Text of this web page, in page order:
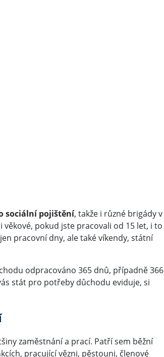
sociální pojištění, takže i různé brigády v
pokud jste pracovali od 15 let, i to
pracovní dny, ale také víkendy, státní
odpracováno 365 dnů, případně 366
stát pro potřeby důchodu eviduje, si
zaměstnání a prací. Patří sem běžní
pracující vězni, pěstouni, členové